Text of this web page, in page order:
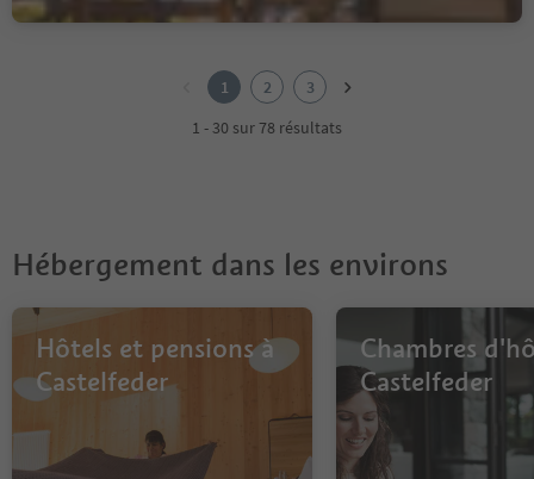
1 2
3
1 - 30 sur 78 résultats
Hébergement dans les environs
Hôtels et pensions à
Castelfeder
Chambres
Castelfeder